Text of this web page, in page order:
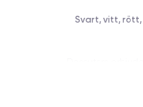
Svart, vitt,